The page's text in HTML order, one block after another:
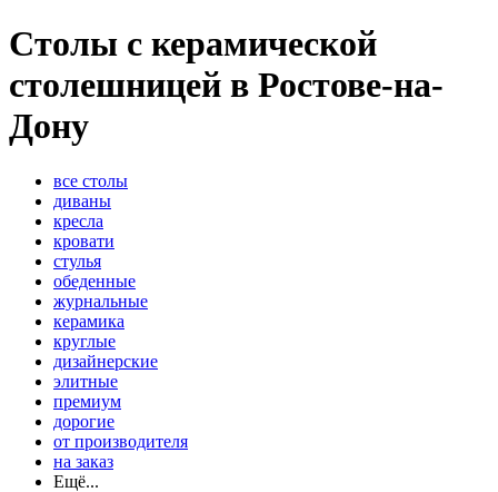
Столы с керамической
столешницей в Ростове-на-
Дону
все столы
диваны
кресла
кровати
стулья
обеденные
журнальные
керамика
круглые
дизайнерские
элитные
премиум
дорогие
от производителя
на заказ
Ещё...